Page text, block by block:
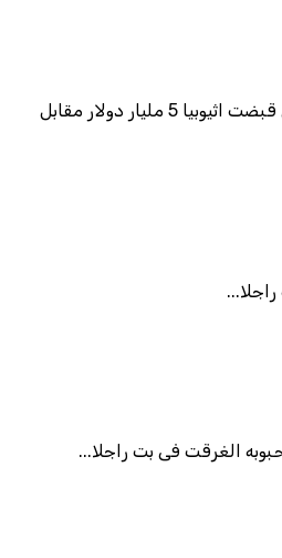
السد مشروع إسرائيلي قبضت اثيوبيا 5 مليار دولار مقابل
الغرقت فى بت راجلا...